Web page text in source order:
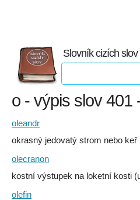
Slovník cizích slov
o - výpis slov 401
oleandr
okrasný jedovatý strom nebo keř
olecranon
kostní výstupek na loketní kosti
olefin